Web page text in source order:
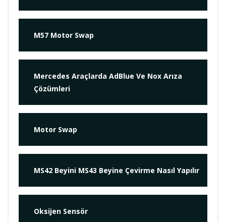
M57 Motor Swap
Mercedes Araçlarda AdBlue Ve Nox Arıza
Çözümleri
Motor Swap
MS42 Beyini MS43 Beyine Çevirme Nasıl Yapılır
Oksijen Sensör